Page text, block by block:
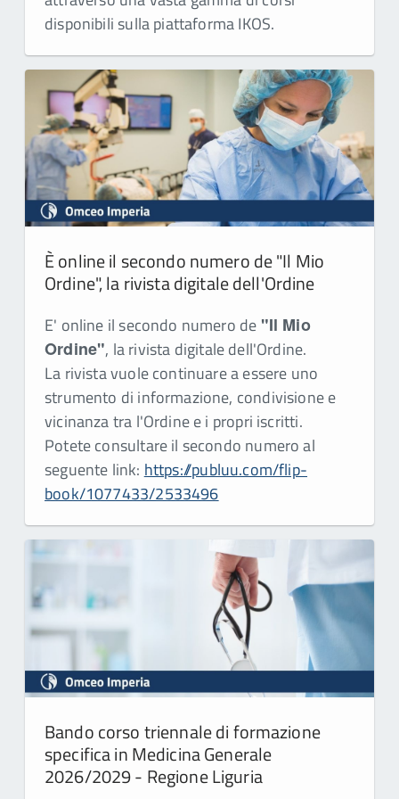
disponibili sulla piattaforma IKOS.
È online il secondo numero de "Il Mio
Ordine", la rivista digitale dell'Ordine
E' online il secondo numero de "Il Mio
Ordine", la rivista digitale dell'Ordine.
La rivista vuole continuare a essere uno
strumento di informazione, condivisione e
vicinanza tra l'Ordine e i propri iscritti.
Potete consultare il secondo numero al
seguente link: https://publuu.com/flip-
book/1077433/2533496
Bando corso triennale di formazione
specifica in Medicina Generale
2026/2029 - Regione Liguria